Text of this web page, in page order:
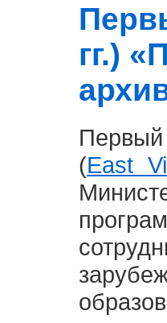
гг.)
(East